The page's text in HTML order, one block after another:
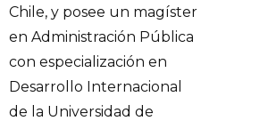
Chile, y posee un magíster
en Administración Pública
con especialización en
Desarrollo Internacional
de la Universidad de